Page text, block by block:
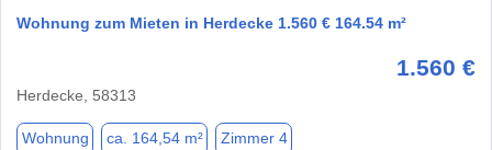
Wohnung zum Mieten in Herdecke 1.560 € 164.54 m²
1.560 €
Herdecke, 58313
Wohnung ca. 164,54 m² Zimmer 4